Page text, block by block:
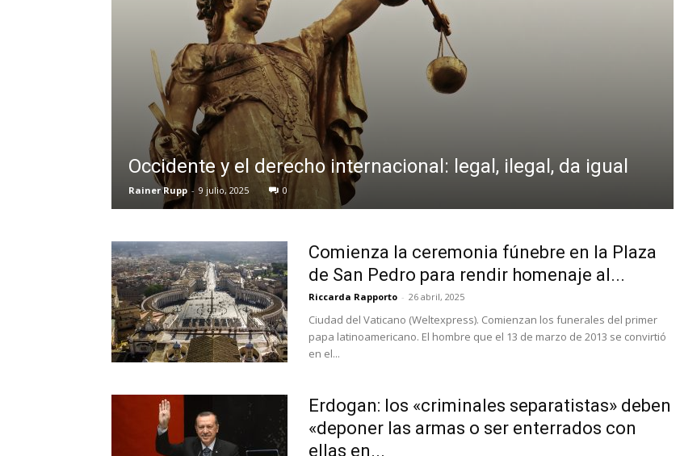
Occidente y el derecho internacional: legal, ilegal, da igual
Rainer Rupp - 9 julio, 2025 0
Comienza la ceremonia fúnebre en la Plaza
de San Pedro para rendir homenaje al...
Riccarda Rapporto - 26 abril, 2025
Ciudad del Vaticano (Weltexpress). Comienzan los funerales del primer
papa latinoamericano. El hombre que el 13 de marzo de 2013 se convirtió
en el...
Erdogan: los «criminales separatistas» deben
«deponer las armas o ser enterrados con
ellas en...